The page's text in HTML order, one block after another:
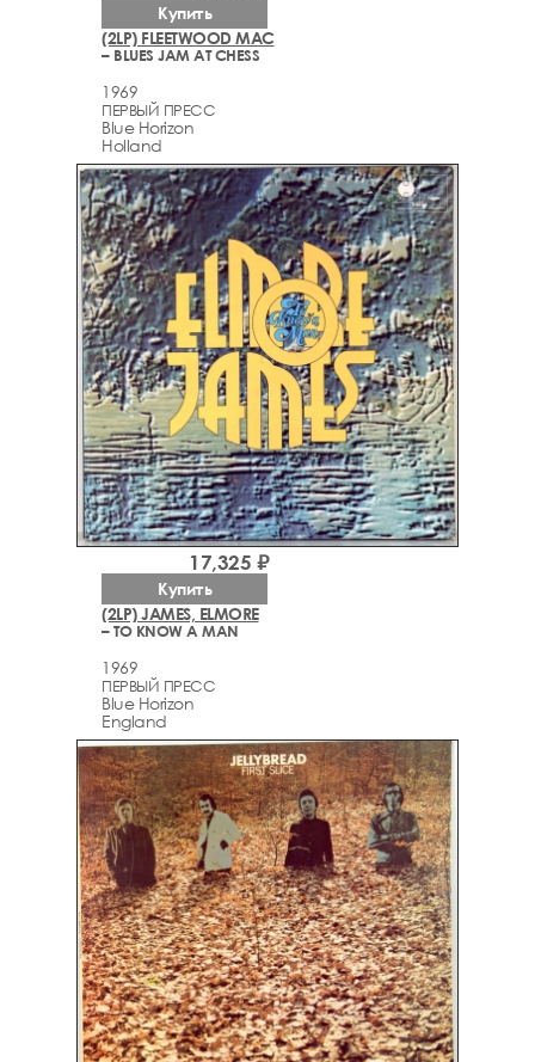
(2LP) FLEETWOOD MAC
– BLUES JAM AT CHESS
1969
ПЕРВЫЙ ПРЕСС
Blue Horizon
Holland
Купить
(2LP) JAMES, ELMORE
– TO KNOW A MAN
1969
ПЕРВЫЙ ПРЕСС
Blue Horizon
England
17,325 ₽
Купить